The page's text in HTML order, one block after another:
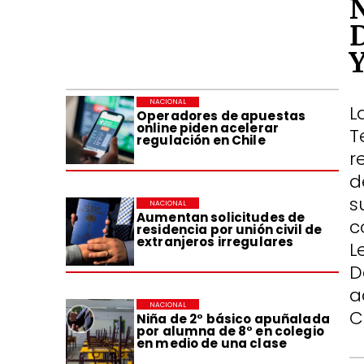
Operadores de apuestas
online piden acelerar
regulación en Chile
NACIONAL
Aumentan solicitudes de
residencia por unión civil de
extranjeros irregulares
NACIONAL
Niña de 2° básico apuñalada
por alumna de 8° en colegio
en medio de una clase
NACIONAL